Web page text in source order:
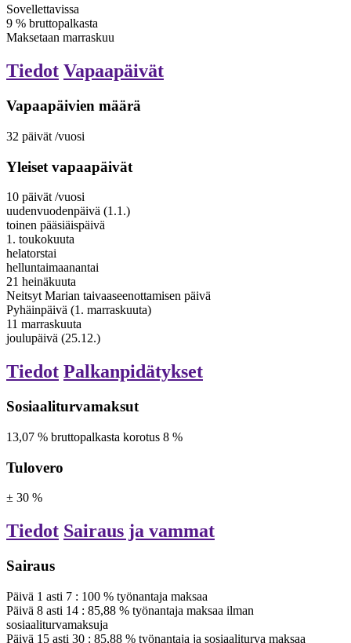
Sovellettavissa
9 % bruttopalkasta
Maksetaan marraskuu
Tiedot Vapaapäivät
Vapaapäivien määrä
32 päivät /vuosi
Yleiset vapaapäivät
10 päivät/vuosi
uudenvuodenpäivä (1.1.)
toinen pääsiäispäivä
1. toukokuuta
helatorstai
helluntaimaanantai
21 heinäkuuta
Neitsyt Marian taivaaseenottamisen päivä
Pyhäinpäivä (1. marraskuuta)
11 marraskuuta
joulupäivä (25.12.)
Tiedot Palkanpidätykset
Sosiaaliturvamaksut
13,07 % bruttopalkasta korotus 8 %
Tulovero
± 30 %
Tiedot Sairaus ja vammat
Sairaus
Päivä 1 asti 7 : 100 % työnantaja maksaa
Päivä 8 asti 14 : 85,88 % työnantaja maksaa ilman
sosiaaliturvamaksuja
Päivä 15 asti 30 : 85,88 % työnantaja ja sosiaaliturva maksaa